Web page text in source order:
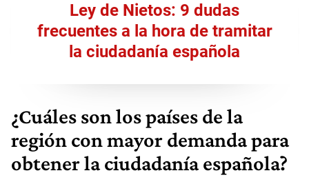
Ley de Nietos: 9 dudas
frecuentes a la hora de tramitar
la ciudadanía española
¿Cuáles son los países de la
región con mayor demanda para
obtener la ciudadanía española?